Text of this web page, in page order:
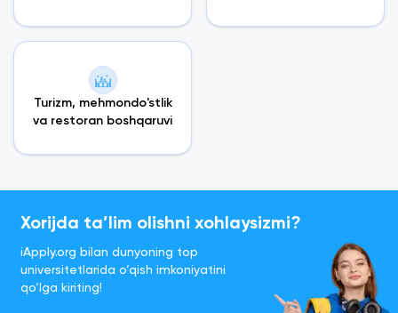
Turizm, mehmondo'stlik
va restoran boshqaruvi
Xorijda ta’lim olishni xohlaysizmi?
iApply.org bilan dunyoning top
universitetlarida o‘qish imkoniyatini
qo‘lga kiriting!